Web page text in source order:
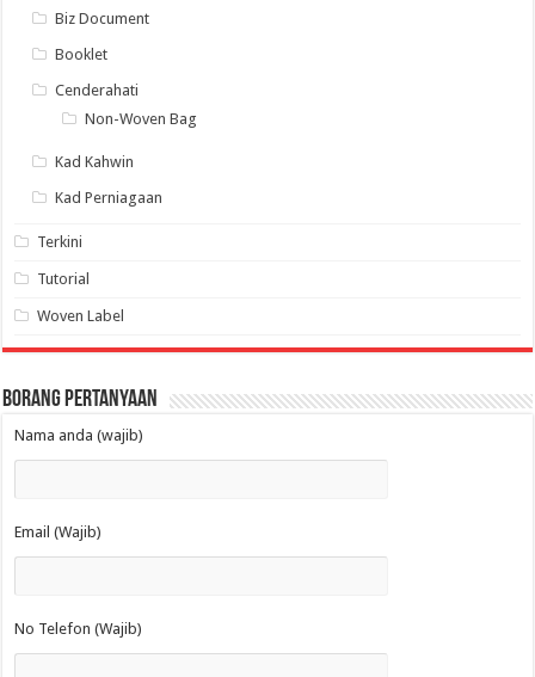
Biz Document
Booklet
Cenderahati
Non-Woven Bag
Kad Kahwin
Kad Perniagaan
Terkini
Tutorial
Woven Label
Borang Pertanyaan
Nama anda (wajib)
Email (Wajib)
No Telefon (Wajib)